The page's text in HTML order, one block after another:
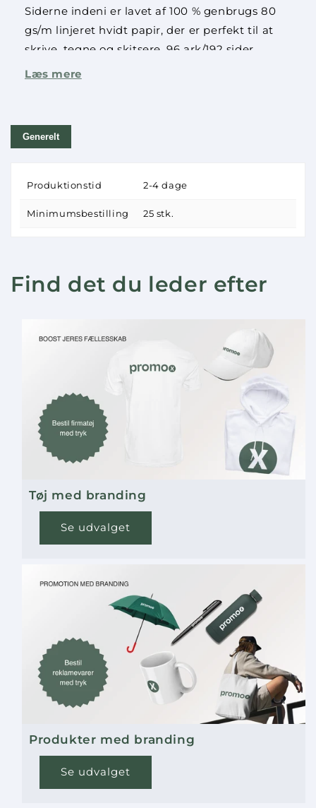
Produktet(erne) blev tilføjet til kurven
Shop mere! Gå til betaling
Siderne indeni er lavet af 100 % genbrugs 80
gs/m linjeret hvidt papir, der er perfekt til at
skrive, tegne og skitsere. 96 ark/192 sider.
Læs mere
Generelt
Produktionstid 2-4 dage
Minimumsbestilling 25 stk.
Find det du leder efter
Tøj med branding
Se udvalget
Produkter med branding
Se udvalget